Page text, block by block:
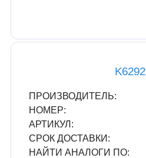
K6292
ПРОИЗВОДИТЕЛЬ:
НОМЕР:
АРТИКУЛ:
СРОК ДОСТАВКИ:
НАЙТИ АНАЛОГИ ПО: